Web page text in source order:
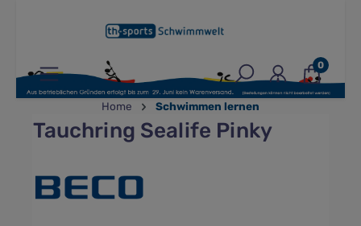
0
Home Schwimmen lernen
Tauchring Sealife Pinky